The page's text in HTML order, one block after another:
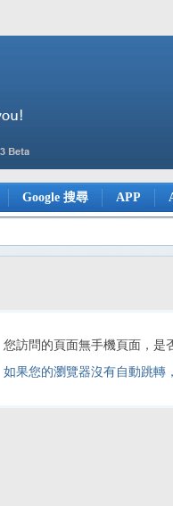
Google 搜尋 APP
您訪問的頁面無手機頁面，是
如果您的瀏覽器沒有自動跳轉